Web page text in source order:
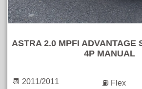
ASTRA 2.0 MPFI ADVANTAGE
4P MANUAL
📆 2011/2011
⛽ Flex